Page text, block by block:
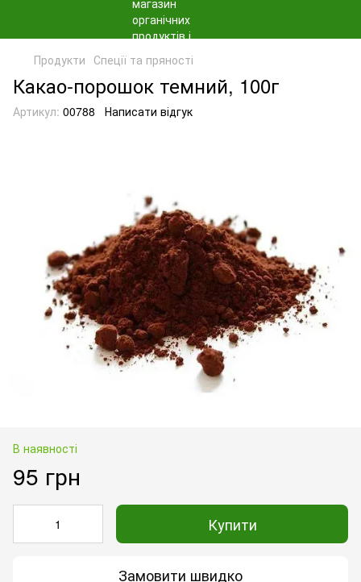
Продукти Спеції та пряності
Какао-порошок темний, 100г
Артикул: 00788 Написати відгук
В наявності
95 грн
Купити
Замовити швидко